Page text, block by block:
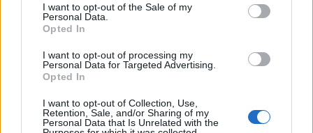
I want to opt-out of the Sale of my
Personal Data.
Opted In
I want to opt-out of processing my
Personal Data for Targeted Advertising.
Opted In
I want to opt-out of Collection, Use,
Retention, Sale, and/or Sharing of my
Personal Data that Is Unrelated with the
míg az akkorival 266 milliárd dollárt. Az alapról nagyon
nehéz információkat szerezni, hivatalos számokat a KIA
nem közöl, csak ilyen piaci információkra...
A keresett cikk a portfolio.hu hírarchívumához